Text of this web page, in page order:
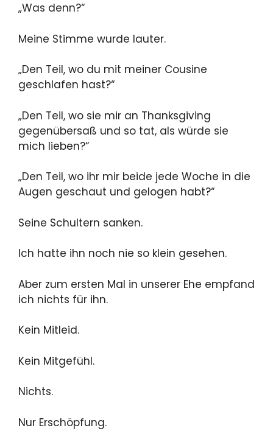
„Was denn?“
Meine Stimme wurde lauter.
„Den Teil, wo du mit meiner Cousine
geschlafen hast?“
„Den Teil, wo sie mir an Thanksgiving
gegenübersaß und so tat, als würde sie
mich lieben?“
„Den Teil, wo ihr mir beide jede Woche in die
Augen geschaut und gelogen habt?“
Seine Schultern sanken.
Ich hatte ihn noch nie so klein gesehen.
Aber zum ersten Mal in unserer Ehe empfand
ich nichts für ihn.
Kein Mitleid.
Kein Mitgefühl.
Nichts.
Nur Erschöpfung.